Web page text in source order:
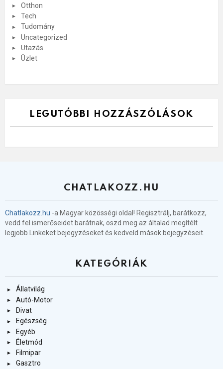
Otthon
Tech
Tudomány
Uncategorized
Utazás
Üzlet
LEGUTÓBBI HOZZÁSZÓLÁSOK
CHATLAKOZZ.HU
Chatlakozz.hu -a Magyar közösségi oldal! Regisztrálj, barátkozz,
vedd fel ismerőseidet barátnak, oszd meg az általad megítélt
legjobb Linkeket bejegyzéseket és kedveld mások bejegyzéseit.
KATEGÓRIÁK
Állatvilág
Autó-Motor
Divat
Egészség
Egyéb
Életmód
Filmipar
Gasztro